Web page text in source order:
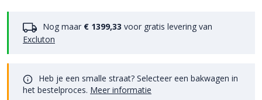
Nog maar € 1399,33 voor gratis levering van
Excluton
Heb je een smalle straat? Selecteer een bakwagen in
het bestelproces. Meer informatie